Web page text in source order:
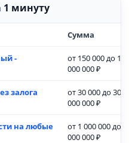
1 минуту
Сумма
-
от 150 000 до 15
000 000 ₽
залога
от 30 000 до 30
000 000 ₽
на любые
от 1 000 000 до
000 000 ₽